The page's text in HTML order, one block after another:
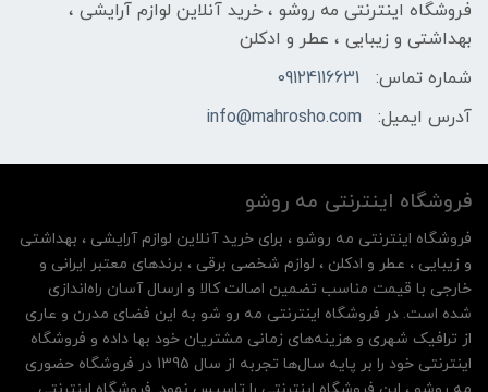
فروشگاه اینترنتی مه‌ رو‌شو ، خرید آنلاین لوازم آرایشی ،
بهداشتی و زیبایی ، عطر و ادکلن
شماره تماس:
09124116631
آدرس ایمیل:
info@mahrosho.com
فروشگاه اینترنتی مه‌ رو‌شو
فروشگاه اینترنتی مه‌ رو‌شو ، برای خرید آنلاین لوازم آرایشی ، بهداشتی
و زیبایی ، عطر و ادکلن ، لوازم شخصی برقی ، برندهای معتبر ایرانی و
خارجی با قیمت مناسب تضمین اصالت کالا و ارسال آسان راه‌اندازی
شده است. در فروشگاه اینترنتی مه رو شو به این فضای مدرن و عاری
از ترافیک شهری و هزینه‌های زمانی مشتریان خود بها داده و فروشگاه
اینترنتی خود را بر پایه سال‌ها تجربه از سال 1395 در فروشگاه حضوری